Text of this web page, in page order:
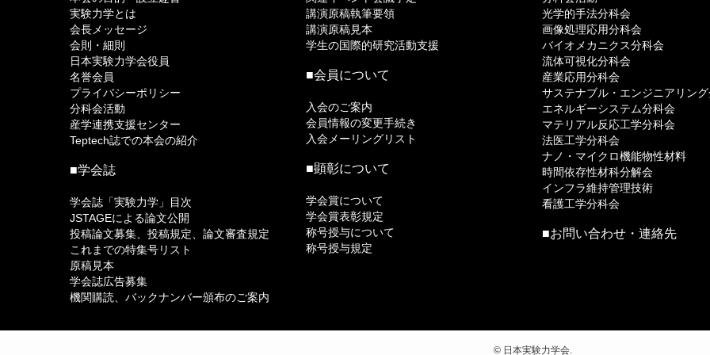
実験力学とは
会長メッセージ
会則・細則
日本実験力学会役員
名誉会員
プライバシーポリシー
分科会活動
産学連携支援センター
Teptech誌での本会の紹介
■学会誌
学会誌「実験力学」目次
JSTAGEによる論文公開
投稿論文募集、投稿規定、論文審査規定
これまでの特集号リスト
原稿見本
学会誌広告募集
機関購読、バックナンバー頒布のご案内
講演原稿執筆要領
講演原稿見本
学生の国際的研究活動支援
■会員について
入会のご案内
会員情報の変更手続き
入会メーリングリスト
■顕彰について
学会賞について
学会賞表彰規定
称号授与について
称号授与規定
光学的手法分科会
画像処理応用分科会
バイオメカニクス分科会
流体可視化分科会
産業応用分科会
サステナブル・エンジニアリン
エネルギーシステム分科会
マテリアル反応工学分科会
法医工学分科会
ナノ・マイクロ機能物性材料
時間依存性材科分解会
インフラ維持管理技術
看護工学分科会
■お問い合わせ・連絡先
©日本実験力学会.